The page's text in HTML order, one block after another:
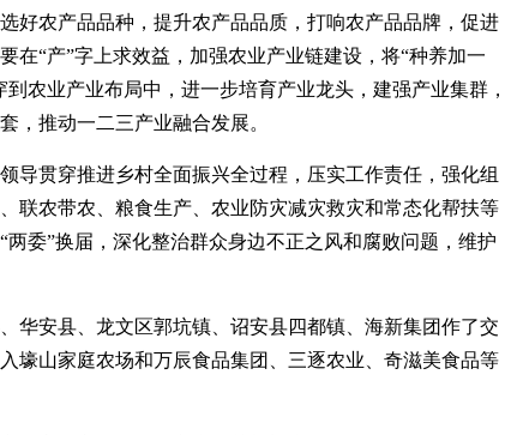
好农产品品种，提升农产品品质，打响农产品品牌，促进
在“产”字上求效益，加强农业产业链建设，将“种养加一
农业产业布局中，进一步培育产业龙头，建强产业集群，
，推动一二三产业融合发展。
导贯穿推进乡村全面振兴全过程，压实工作责任，强化组
联农带农、粮食生产、农业防灾减灾救灾和常态化帮扶等
两委”换届，深化整治群众身边不正之风和腐败问题，维护
华安县、龙文区郭坑镇、诏安县四都镇、海新集团作了交
壕山家庭农场和万辰食品集团、三逐农业、奇滋美食品等